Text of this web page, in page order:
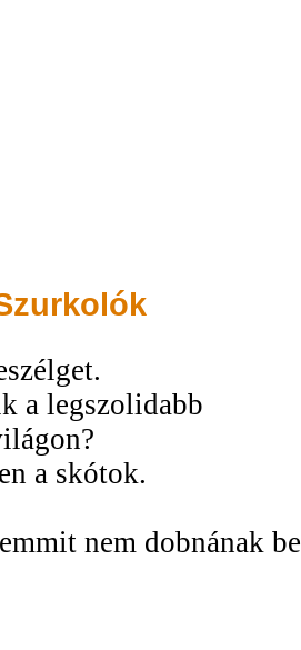
a legszolidabb
a skótok.
nem dobnának be